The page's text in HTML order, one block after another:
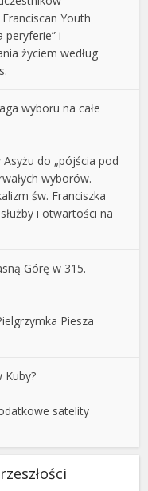
Youth
peryferie” i
życiem według
wyboru na całe
Asyżu do „pójścia pod
wyborów.
św. Franciszka
i otwartości na
Górę w 315.
Piesza
Kuby?
satelity